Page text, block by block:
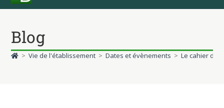
Blog
> Vie de l'établissement > Dates et évènements > Le cahier de